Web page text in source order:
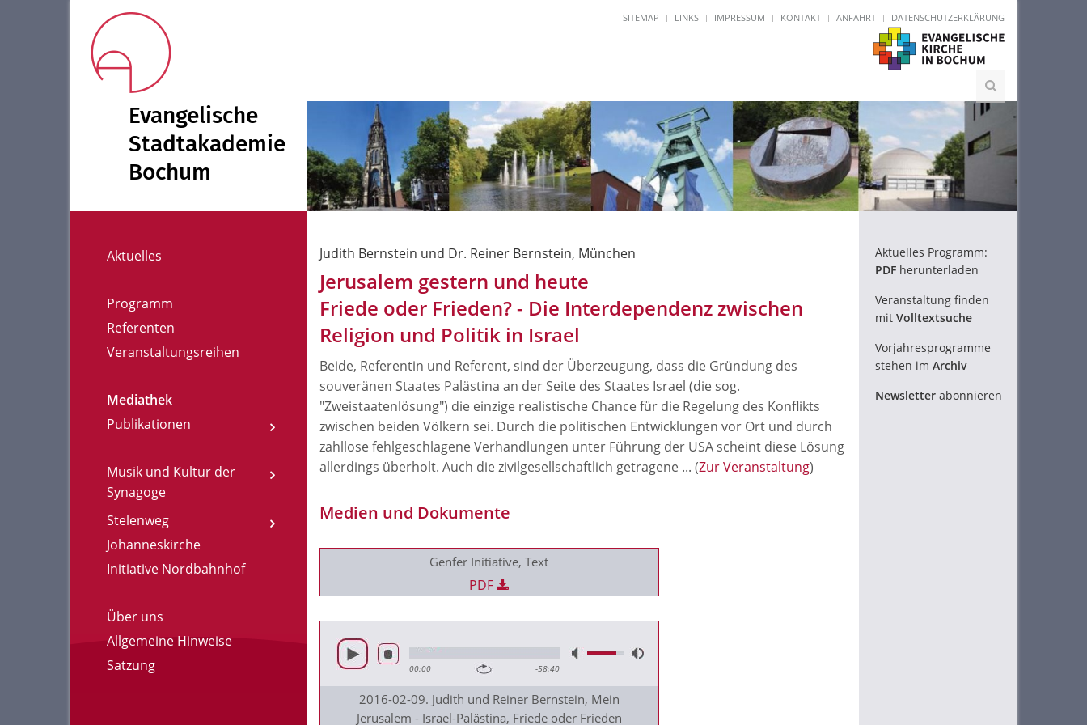
SITEMAP LINKS IMPRESSUM KONTAKT ANFAHRT DATENSCHUTZERKLÄRUNG
Evangelische
Stadtakademie
Bochum
Aktuelles
Programm
Referenten
Veranstaltungsreihen
Mediathek
Publikationen
Musik und Kultur der
Synagoge
Stelenweg
Johanneskirche
Initiative Nordbahnhof
Über uns
Allgemeine Hinweise
Satzung
Judith Bernstein und Dr. Reiner Bernstein, München
Jerusalem gestern und heute
Friede oder Frieden? - Die Interdependenz zwischen
Religion und Politik in Israel
Beide, Referentin und Referent, sind der Überzeugung, dass die Gründung des
souveränen Staates Palästina an der Seite des Staates Israel (die sog.
"Zweistaatenlösung") die einzige realistische Chance für die Regelung des Konflikts
zwischen beiden Völkern sei. Durch die politischen Entwicklungen vor Ort und durch
zahllose fehlgeschlagene Verhandlungen unter Führung der USA scheint diese Lösung
allerdings überholt. Auch die zivilgesellschaftlich getragene ... (Zur Veranstaltung)
Medien und Dokumente
Genfer Initiative, Text
PDF
00:00 -58:40
2016-02-09. Judith und Reiner Bernstein, Mein
Jerusalem - Israel-Palästina, Friede oder Frieden
Aktuelles Programm:
PDF herunterladen
Veranstaltung finden
mit Volltextsuche
Vorjahresprogramme
stehen im Archiv
Newsletter abonnieren